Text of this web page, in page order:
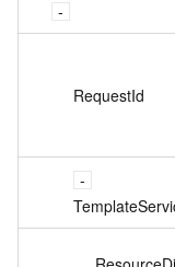
RequestId